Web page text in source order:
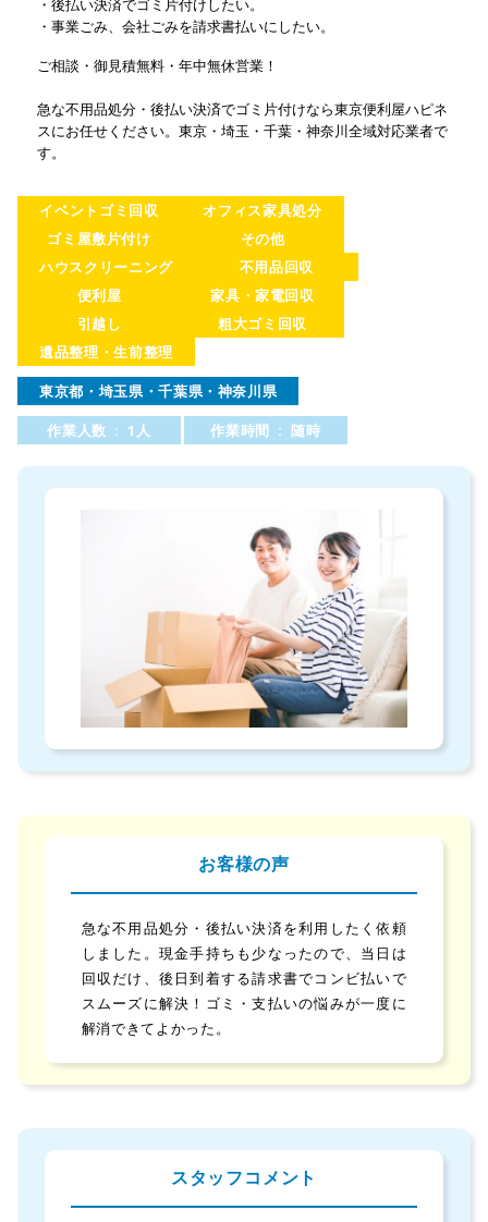
・事業ごみ、会社ごみを請求書払いにしたい。
ご相談・御見積無料・年中無休営業！
急な不用品処分・後払い決済でゴミ片付けなら東京便利屋ハピネ
スにお任せください。東京・埼玉・千葉・神奈川全域対応業者で
す。
イベントゴミ回収
オフィス家具処分
ゴミ屋敷片付け
その他
ハウスクリーニング
不用品回収
便利屋
家具・家電回収
引越し
粗大ゴミ回収
遺品整理・生前整理
東京都・埼玉県・千葉県・神奈川県
作業人数 : 1人
作業時間 : 随時
お客様の声
急な不用品処分・後払い決済を利用したく依頼
しました。現金手持ちも少なったので、当日は
回収だけ、後日到着する請求書でコンビ払いで
スムーズに解決！ゴミ・支払いの悩みが一度に
解消できてよかった。
スタッフコメント